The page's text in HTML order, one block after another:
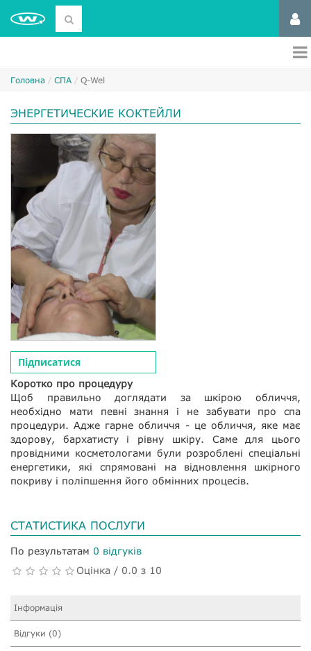
Головна СПА Q-Wel
ЭНЕРГЕТИЧЕСКИЕ КОКТЕЙЛИ
Підписатися
Коротко про процедуру
Щоб правильно доглядати за шкірою обличчя,
необхідно мати певні знання і не забувати про спа
процедури. Адже гарне обличчя - це обличчя, яке має
здорову, бархатисту і рівну шкіру. Саме для цього
провідними косметологами були розроблені спеціальні
енергетики, які спрямовані на відновлення шкірного
покриву і поліпшення його обмінних процесів.
СТАТИСТИКА ПОСЛУГИ
По результатам 0 відгуків
Оцінка / 0.0 з 10
Інформація
Відгуки (0)